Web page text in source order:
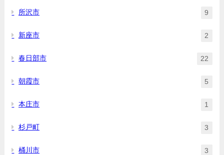
所沢市 9
新座市 2
春日部市 22
朝霞市 5
本庄市 1
杉戸町 3
桶川市 3